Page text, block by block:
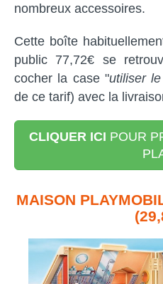
nombreux accessoires.
Cette boîte
public 77,72€ se
cocher la case "utiliser
de ce tarif) avec la
CLIQUER ICI POUR
MAISON